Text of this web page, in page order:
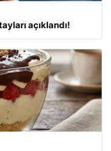
açıklandı!